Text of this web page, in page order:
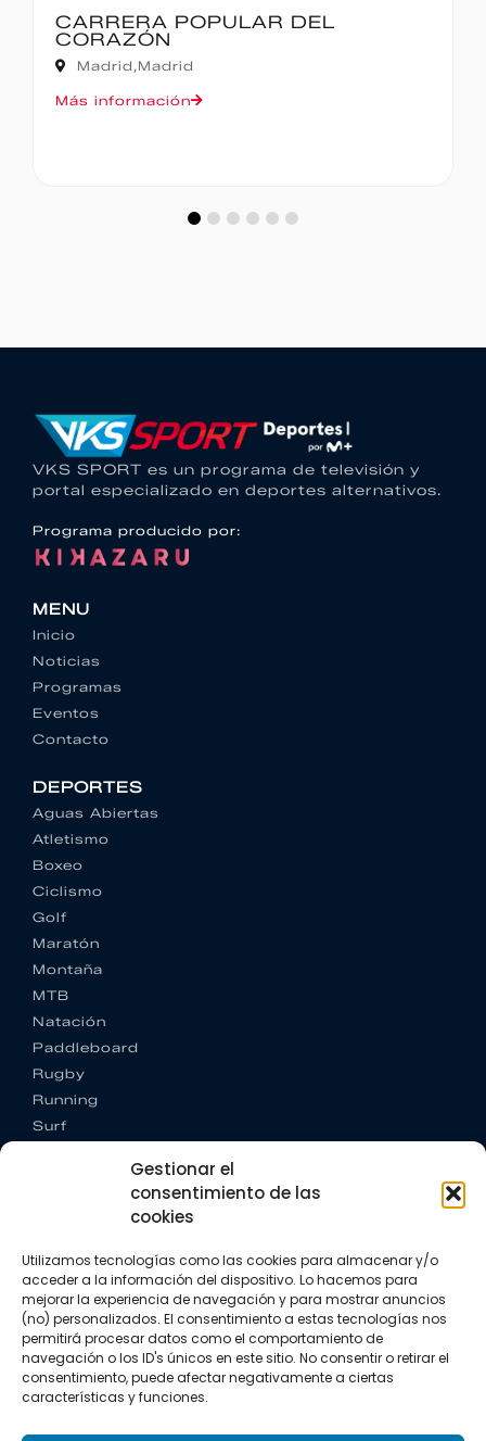
Gestionar el
consentimiento de las
cookies
Utilizamos tecnologías como las cookies para almacenar y/o
acceder a la información del dispositivo. Lo hacemos para
mejorar la experiencia de navegación y para mostrar anuncios
(no) personalizados. El consentimiento a estas tecnologías nos
permitirá procesar datos como el comportamiento de
navegación o los ID's únicos en este sitio. No consentir o retirar el
consentimiento, puede afectar negativamente a ciertas
características y funciones.
CARRERA POPULAR DEL
CORAZÓN
Madrid,Madrid
Más información
VKS SPORT es un programa de televisión y
portal especializado en deportes alternativos.
Programa producido por:
MENU
Inicio
Noticias
Programas
Eventos
Contacto
DEPORTES
Aguas Abiertas
Atletismo
Boxeo
Ciclismo
Golf
Maratón
Montaña
MTB
Natación
Paddleboard
Rugby
Running
Surf
CONTACTO
+34 662 342 177
info@vkssport.com
SÍGUENOS